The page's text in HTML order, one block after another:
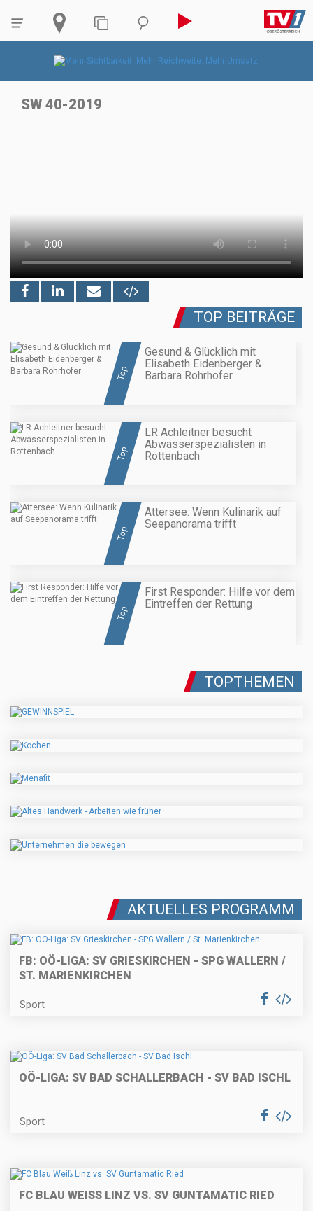
SW 40-2019
TOP BEITRÄGE
Top
Gesund & Glücklich mit
Elisabeth Eidenberger &
Barbara Rohrhofer
Top
LR Achleitner besucht
Abwasserspezialisten in
Rottenbach
Top
Attersee: Wenn Kulinarik auf
Seepanorama trifft
Top
First Responder: Hilfe vor dem
Eintreffen der Rettung
TOPTHEMEN
AKTUELLES PROGRAMM
FB: OÖ-LIGA: SV GRIESKIRCHEN - SPG WALLERN /
ST. MARIENKIRCHEN
Sport
OÖ-LIGA: SV BAD SCHALLERBACH - SV BAD ISCHL
Sport
FC BLAU WEISS LINZ VS. SV GUNTAMATIC RIED